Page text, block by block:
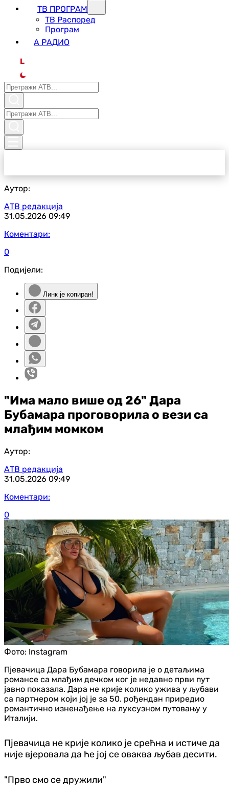
ТВ ПРОГРАМ
ТВ Распоред
Програм
А РАДИО
L
Аутор:
АТВ редакција
31.05.2026 09:49
Коментари:
0
Подијели:
Линк је копиран!
"Има мало више од 26" Дара
Бубамара проговорила о вези са
млађим момком
Аутор:
АТВ редакција
31.05.2026 09:49
Коментари:
0
Фото: Instagram
Пјевачица Дара Бубамара говорила је о детаљима
романсе са млађим дечком ког је недавно први пут
јавно показала. Дара не крије колико ужива у љубави
са партнером који јој је за 50. рођендан приредио
романтично изненађење на луксузном путовању у
Италији.
Пјевачица не крије колико је срећна и истиче да
није вјеровала да ће јој се оваква љубав десити.
"Прво смо се дружили"